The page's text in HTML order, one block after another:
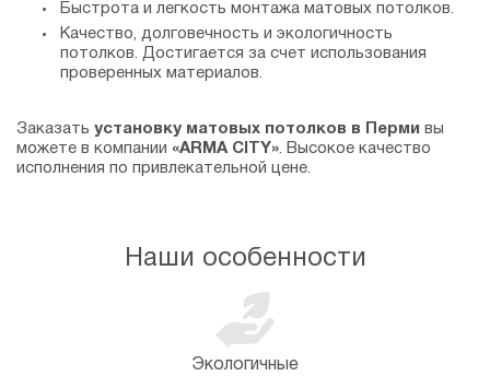
Быстрота и легкость монтажа матовых потолков.
Качество, долговечность и экологичность
потолков. Достигается за счет использования
проверенных материалов.
Заказать установку матовых потолков в Перми вы
можете в компании «ARMA CITY». Высокое качество
исполнения по привлекательной цене.
Наши особенности
Экологичные